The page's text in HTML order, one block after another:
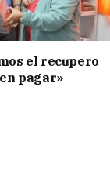
el recupero
pagar»